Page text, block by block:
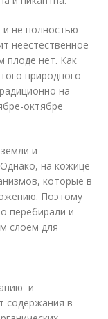
и не полностью
неестественное
плоде нет. Как
природного
на
октябре
и
на кожице
которые в
Поэтому
перебирали и
слоем для
и
содержания в